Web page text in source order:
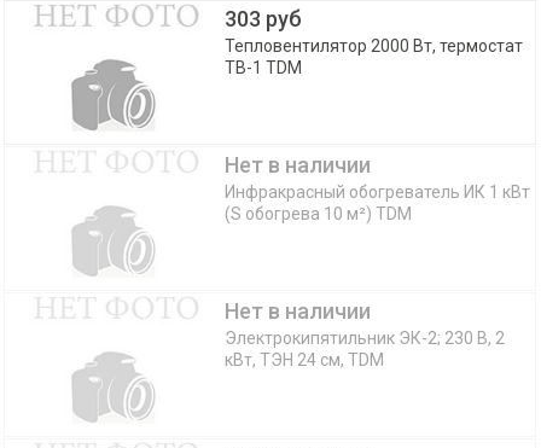
303 руб
Тепловентилятор 2000 Вт, термостат
TB-1 TDM
Нет в наличии
Инфракрасный обогреватель ИК 1 кВт
(S обогрева 10 м²) TDM
Нет в наличии
Электрокипятильник ЭК-2; 230 В, 2
кВт, ТЭН 24 см, TDM